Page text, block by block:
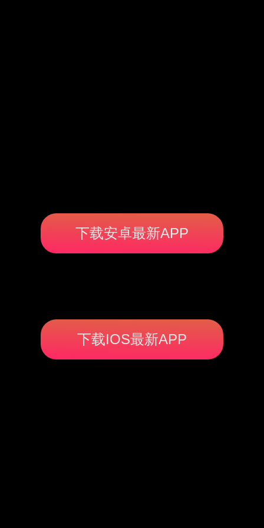
下载安卓最新APP
下载IOS最新APP